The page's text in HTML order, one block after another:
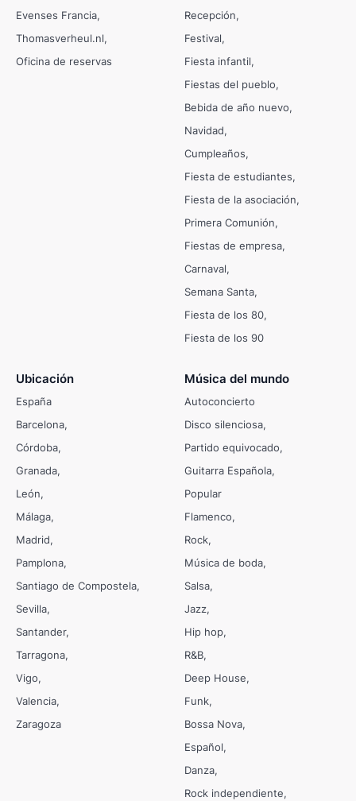
Evenses Francia
Thomasverheul.nl
Oficina de reservas
Recepción
Festival
Fiesta infantil
Fiestas del pueblo
Bebida de año nuevo
Navidad
Cumpleaños
Fiesta de estudiantes
Fiesta de la asociación
Primera Comunión
Fiestas de empresa
Carnaval
Semana Santa
Fiesta de los 80
Fiesta de los 90
Ubicación
España
Barcelona
Córdoba
Granada
León
Málaga
Madrid
Pamplona
Santiago de Compostela
Sevilla
Santander
Tarragona
Vigo
Valencia
Zaragoza
Música del mundo
Autoconcierto
Disco silenciosa
Partido equivocado
Guitarra Española
Popular
Flamenco
Rock
Música de boda
Salsa
Jazz
Hip hop
R&B
Deep House
Funk
Bossa Nova
Español
Danza
Rock independiente